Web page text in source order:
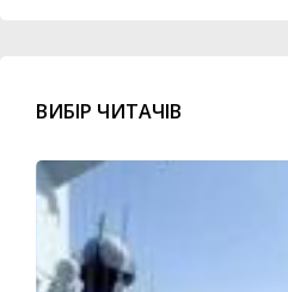
ВИБІР ЧИТАЧІВ